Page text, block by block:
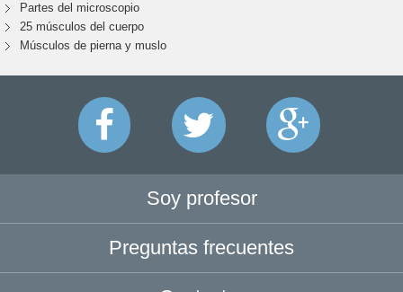
Partes del microscopio
25 músculos del cuerpo
Músculos de pierna y muslo
Soy profesor
Preguntas frecuentes